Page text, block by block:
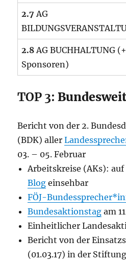
2.7 AG
2.8AG BUCHHALTUNG (+
Sponsoren)
TOP 3:
Bericht von der 2.
(BDK) aller
03. – 05. Februar
Arbeitskreise (AKs):
Blog einsehbar
FÖJ-
Bundesaktionstag am
Einheitlicher
Bericht von der
(01.03.17) in der